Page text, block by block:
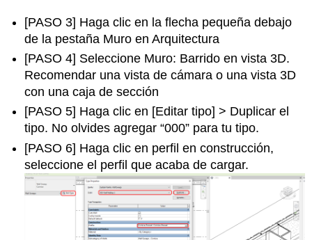
[PASO 3] Haga clic en la flecha pequeña debajo
de la pestaña Muro en Arquitectura
[PASO 4] Seleccione Muro: Barrido en vista 3D.
Recomendar una vista de cámara o una vista 3D
con una caja de sección
[PASO 5] Haga clic en [Editar tipo] > Duplicar el
tipo. No olvides agregar “000” para tu tipo.
[PASO 6] Haga clic en perfil en construcción,
seleccione el perfil que acaba de cargar.